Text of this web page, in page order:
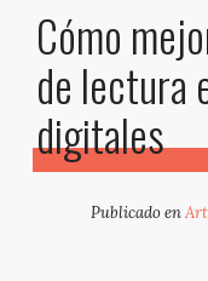
Cómo
de lectura
digitales
Publicado en